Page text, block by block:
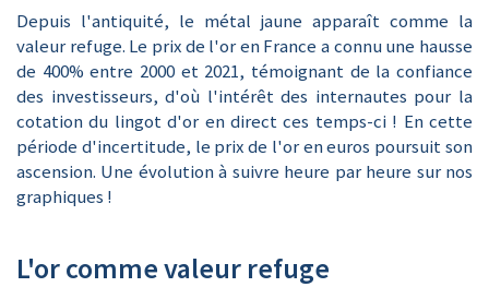
Depuis l'antiquité, le métal jaune apparaît comme la
valeur refuge. Le prix de l'or en France a connu une hausse
de 400% entre 2000 et 2021, témoignant de la confiance
des investisseurs, d'où l'intérêt des internautes pour la
cotation du lingot d'or en direct ces temps-ci ! En cette
période d'incertitude, le prix de l'or en euros poursuit son
ascension. Une évolution à suivre heure par heure sur nos
graphiques !
L'or comme valeur refuge